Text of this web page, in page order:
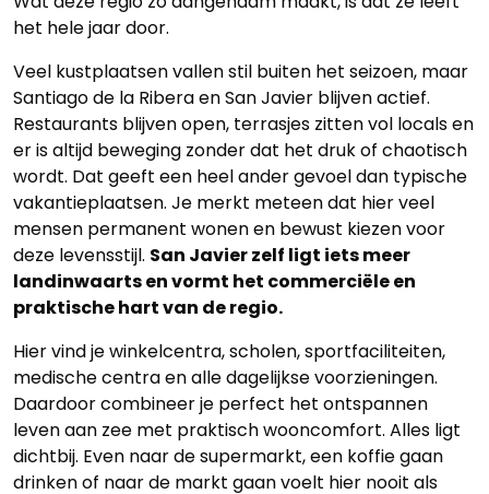
het hele jaar door.
Veel kustplaatsen vallen stil buiten het seizoen, maar
Santiago de la Ribera en San Javier blijven actief.
Restaurants blijven open, terrasjes zitten vol locals en
er is altijd beweging zonder dat het druk of chaotisch
wordt. Dat geeft een heel ander gevoel dan typische
vakantieplaatsen. Je merkt meteen dat hier veel
mensen permanent wonen en bewust kiezen voor
deze levensstijl. San Javier zelf ligt iets meer
landinwaarts en vormt het commerciële en
praktische hart van de regio.
Hier vind je winkelcentra, scholen, sportfaciliteiten,
medische centra en alle dagelijkse voorzieningen.
Daardoor combineer je perfect het ontspannen
leven aan zee met praktisch wooncomfort. Alles ligt
dichtbij. Even naar de supermarkt, een koffie gaan
drinken of naar de markt gaan voelt hier nooit als